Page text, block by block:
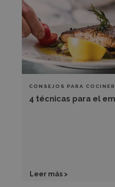
CONSEJOS PARA
TÉCNICAS DE SALA Y
4 técnicas para el
Leer más >
el
emplatado
perfecto